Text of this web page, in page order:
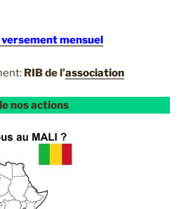
mensuel
RIB de l’association
nos actions